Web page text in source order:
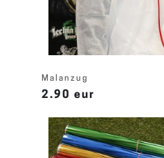
Malanzug
2.90 eur